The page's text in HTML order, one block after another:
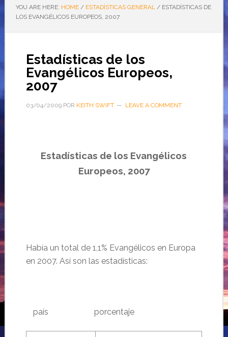
YOU ARE HERE: HOME / ESTADÍSTICAS GENERAL /ESTADÍSTICAS DE
LOS EVANGÉLICOS EUROPEOS, 2007
Estadísticas de los
Evangélicos Europeos,
2007
03/04/2009POR KEITH SWIFT LEAVE A COMMENT
Estadísticas de los Evangélicos
Europeos, 2007
Había un total de 1,1% Evangélicos en Europa
en 2007. Así son las estadísticas:
país porcentaje